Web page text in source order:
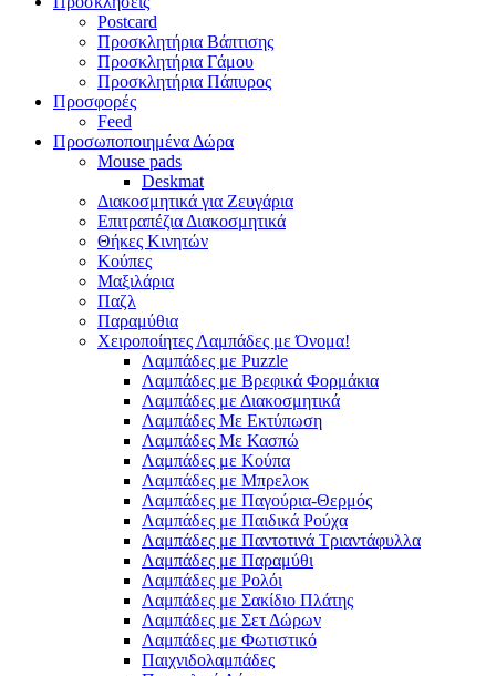
Postcard
Προσκλητήρια Βάπτισης
Προσκλητήρια Γάμου
Προσκλητήρια Πάπυρος
Προσφορές
Feed
Προσωποποιημένα Δώρα
Mouse pads
Deskmat
Διακοσμητικά για Ζευγάρια
Επιτραπέζια Διακοσμητικά
Θήκες Κινητών
Κούπες
Μαξιλάρια
Παζλ
Παραμύθια
Χειροποίητες Λαμπάδες με Όνομα!
Λαμπάδες με Puzzle
Λαμπάδες με Βρεφικά Φορμάκια
Λαμπάδες με Διακοσμητικά
Λαμπάδες Με Εκτύπωση
Λαμπάδες Με Κασπώ
Λαμπάδες με Κούπα
Λαμπάδες με Μπρελοκ
Λαμπάδες με Παγούρια-Θερμός
Λαμπάδες με Παιδικά Ρούχα
Λαμπάδες με Παντοτινά Τριαντάφυλλα
Λαμπάδες με Παραμύθι
Λαμπάδες με Ρολόι
Λαμπάδες με Σακίδιο Πλάτης
Λαμπάδες με Σετ Δώρων
Λαμπάδες με Φωτιστικό
Παιχνιδολαμπάδες